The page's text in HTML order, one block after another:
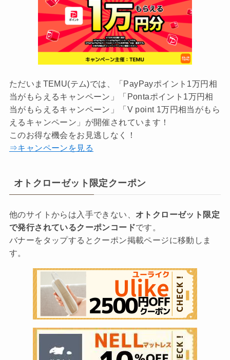
ただいまTEMU(テム)では、「PayPayポイント1万円相
当がもらえるキャンペーン」「Pontaポイント1万円相
当がもらえるキャンペーン」「V point 1万円相当がもら
えるキャンペーン」が開催されています！
このお得な機会をお見逃しなく！
⇒キャンペーンを見る
オトクローゼット限定クーポン
他のサイトからは入手できない、 オトクローゼット限定
で発行されているクーポンコードです。
バナーをタップするとクーポン掲載ページに移動しま
す。